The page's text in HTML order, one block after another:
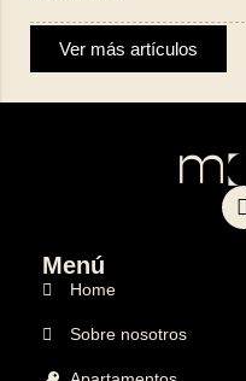
Ver más artículos
Menú
Home
Sobre nosotros